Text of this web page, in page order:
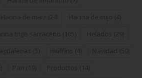
Harina de maiz (24) Harina de mijo (4)
trigo sarraceno (105) Helados (29)
(5) muffins (4) Navidad (50)
Pan (19) Productos (14)